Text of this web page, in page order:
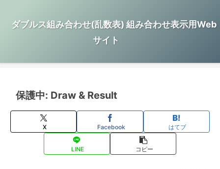
ダブルス組み合わせ(乱数表) 組み合わせ表示用Web
サイト
保護中: Draw & Result
X Facebook はてブ
LINE コピー